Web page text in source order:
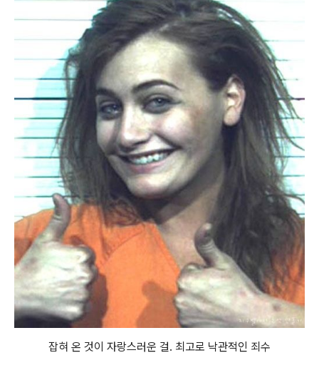
잡혀 온 것이 자랑스러운 걸. 최고로 낙관적인 죄수